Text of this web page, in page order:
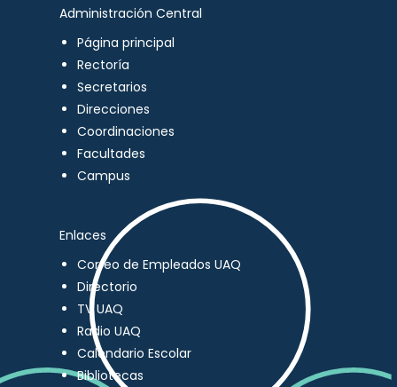
Administración Central
Página principal
Rectoría
Secretarios
Direcciones
Coordinaciones
Facultades
Campus
Enlaces
Correo de Empleados UAQ
Directorio
TV UAQ
Radio UAQ
Calendario Escolar
Bibliotecas